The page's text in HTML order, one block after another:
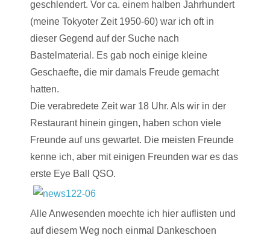
geschlendert. Vor ca. einem halben Jahrhundert
(meine Tokyoter Zeit 1950-60) war ich oft in
dieser Gegend auf der Suche nach
Bastelmaterial. Es gab noch einige kleine
Geschaefte, die mir damals Freude gemacht
hatten.
Die verabredete Zeit war 18 Uhr. Als wir in der
Restaurant hinein gingen, haben schon viele
Freunde auf uns gewartet. Die meisten Freunde
kenne ich, aber mit einigen Freunden war es das
erste Eye Ball QSO.
Alle Anwesenden moechte ich hier auflisten und
auf diesem Weg noch einmal Dankeschoen